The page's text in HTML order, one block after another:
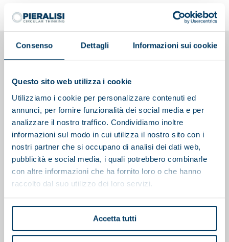
Consenso Dettagli Informazioni sui cookie
Questo sito web utilizza i cookie
Utilizziamo i cookie per personalizzare contenuti ed
annunci, per fornire funzionalità dei social media e per
analizzare il nostro traffico. Condividiamo inoltre
informazioni sul modo in cui utilizza il nostro sito con i
nostri partner che si occupano di analisi dei dati web,
pubblicità e social media, i quali potrebbero combinarle
con altre informazioni che ha fornito loro o che hanno
raccolto dal suo utilizzo dei loro servizi.
Accetta tutti
También te puede interesar